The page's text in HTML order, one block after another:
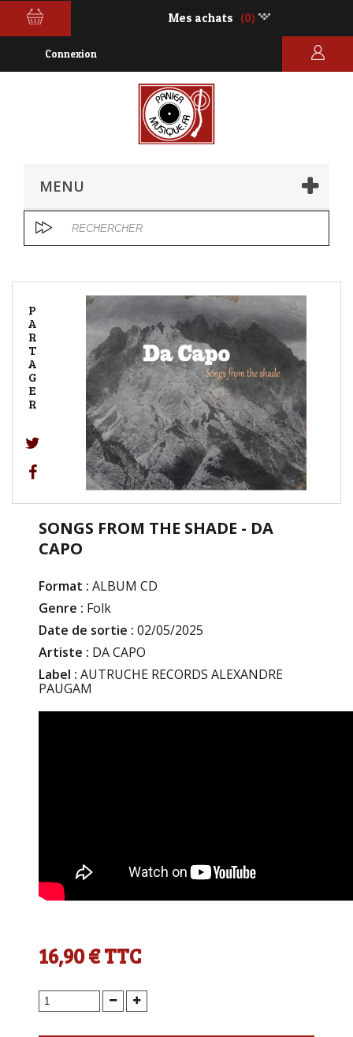
Mes achats (0)
Connexion
MENU
P
A
R
T
A
G
E
R
SONGS FROM THE SHADE - DA
CAPO
Format : ALBUM CD
Genre : Folk
Date de sortie : 02/05/2025
Artiste : DA CAPO
Label : AUTRUCHE RECORDS ALEXANDRE
PAUGAM
16,90 €TTC